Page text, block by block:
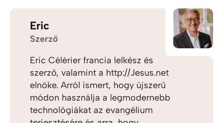
Eric
Szerző
Eric Célérier francia lelkész és
szerző, valamint a http://Jesus.net
elnöke. Arról ismert, hogy újszerű
módon használja a legmodernebb
technológiákat az evangélium